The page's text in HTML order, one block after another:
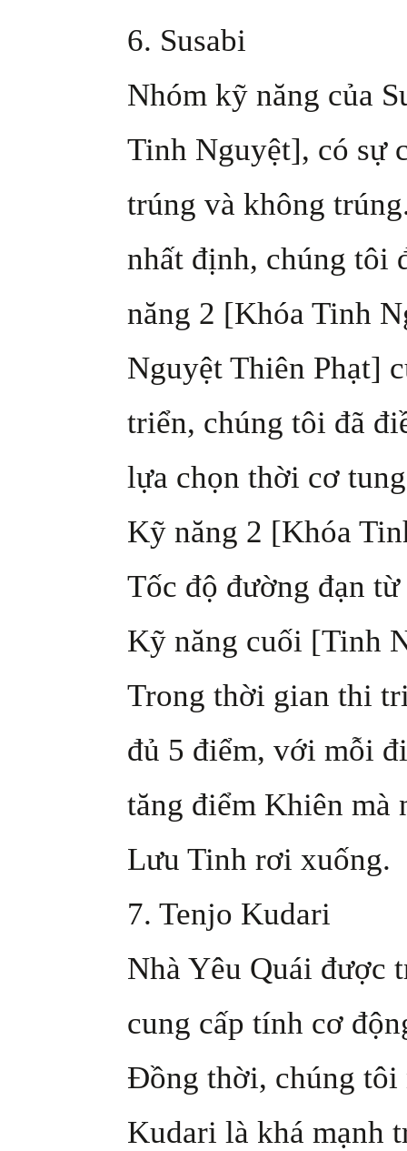
6. Susabi
Nhóm kỹ năng của
Tinh Nguyệt], có sự
trúng và không
nhất định, chúng tôi
năng 2 [Khóa Tinh
Nguyệt Thiên Phạt]
triển, chúng tôi đã
lựa chọn thời cơ
Kỹ năng 2 [Khóa
Tốc độ đường đạn
Kỹ năng cuối [Tinh
Trong thời gian thi
đủ 5 điểm, với mỗi
tăng điểm Khiên mà
Lưu Tinh rơi xuống.
7. Tenjo Kudari
Nhà Yêu Quái được
cung cấp tính cơ
Đồng thời, chúng tôi
Kudari là khá mạnh